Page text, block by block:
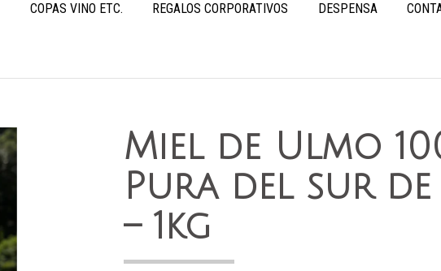
COPAS VINO ETC. REGALOS CORPORATIVOS DESPENSA
Miel de Ulmo
Pura del sur
– 1kg